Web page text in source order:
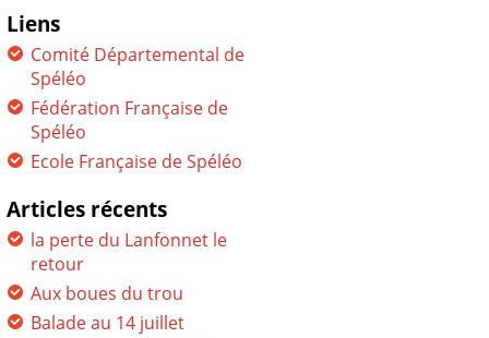
Liens
Comité Départemental de
Spéléo
Fédération Française de
Spéléo
Ecole Française de Spéléo
Articles récents
la perte du Lanfonnet le
retour
Aux boues du trou
Balade au 14 juillet